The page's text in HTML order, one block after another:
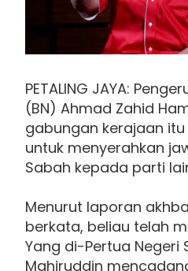
PETALING JAYA:
(BN) Ahmad Zahid
gabungan kerajaan
untuk menyerahkan
Sabah kepada parti
Menurut laporan
berkata, beliau telah
Yang di-Pertua Negeri
Mahiruddin